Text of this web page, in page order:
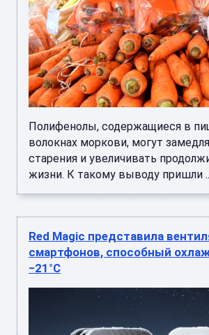
Полифенолы, содержащиеся в
волокнах моркови, могут
старения и увеличивать
жизни. К такому выводу пришли
Red Magic представила
смартфонов, способный
−21°C